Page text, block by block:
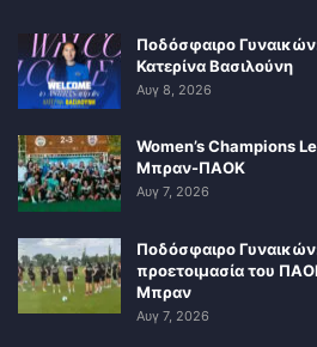
Ποδόσφαιρο
Κατερίνα Βασιλούνη
Αυγ 8, 2026
Women’s Champions
Μπραν-ΠΑΟΚ
Αυγ 7, 2026
Ποδόσφαιρο
προετοιμασία του
Μπραν
Αυγ 7, 2026